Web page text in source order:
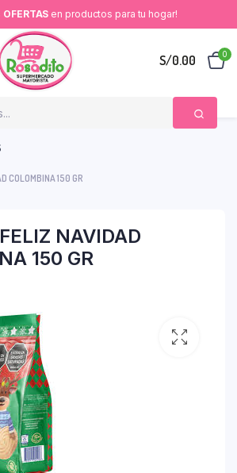
OFERTAS en productos para tu hogar!
S/0.00 0
COLOMBINA 150 GR
NAVIDAD
150 GR